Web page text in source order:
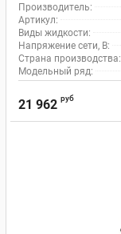
Производитель:
Артикул:
Виды жидкости:
Напряжение сети, В:
Страна производства:
Модельный ряд:
21 962 руб